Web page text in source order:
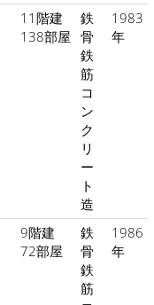
11階建
138部屋
鉄
骨
鉄
筋
コ
ン
ク
リ
ー
ト
造
1983
年
9階建
72部屋
鉄
骨
鉄
筋
1986
年